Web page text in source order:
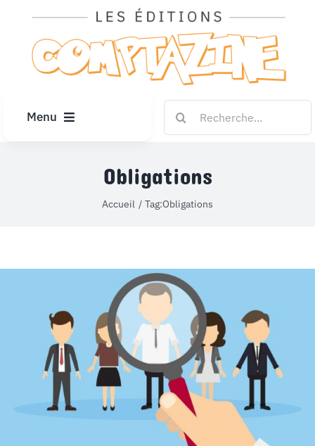
contenu
Menu
MON COMPTE
PANIER
Obligations
Accueil Tag:Obligations